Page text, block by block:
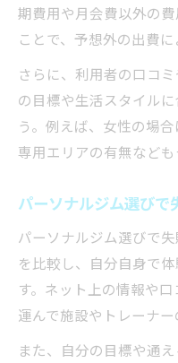
期費用や月会費以外の
ことで、予想外の出費に
さらに、利用者の口コ
の目標や生活スタイル
う。例えば、女性の場
専用エリアの有無など
パーソナルジム選びで
パーソナルジム選びで
を比較し、自分自身で
す。ネット上の情報や
運んで施設やトレーナー
また、自分の目標や通